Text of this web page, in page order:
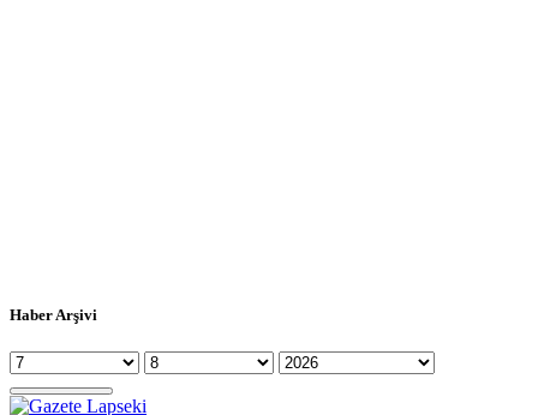
Haber Arşivi